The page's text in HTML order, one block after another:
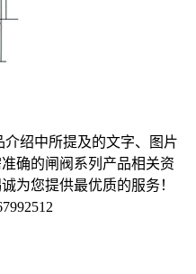
介绍中所提及的文字、图片
确的闸阀系列产品相关资
为您提供最优质的服务！